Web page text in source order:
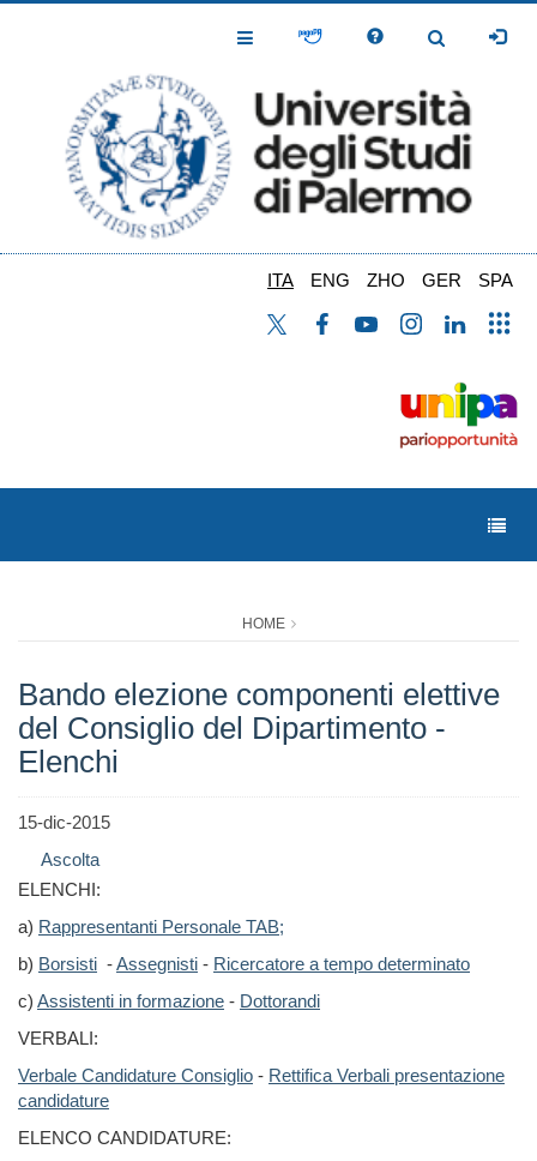
Toggle
Toggle
ITA ENG ZHO GER SPA
HOME
Bando elezione componenti elettive
del Consiglio del Dipartimento -
Elenchi
15-dic-2015
Ascolta
ELENCHI:
a) Rappresentanti Personale TAB;
b) Borsisti -Assegnisti - Ricercatore a tempo determinato
c) Assistenti in formazione - Dottorandi
VERBALI:
Verbale Candidature Consiglio - Rettifica Verbali presentazione
candidature
ELENCO CANDIDATURE: